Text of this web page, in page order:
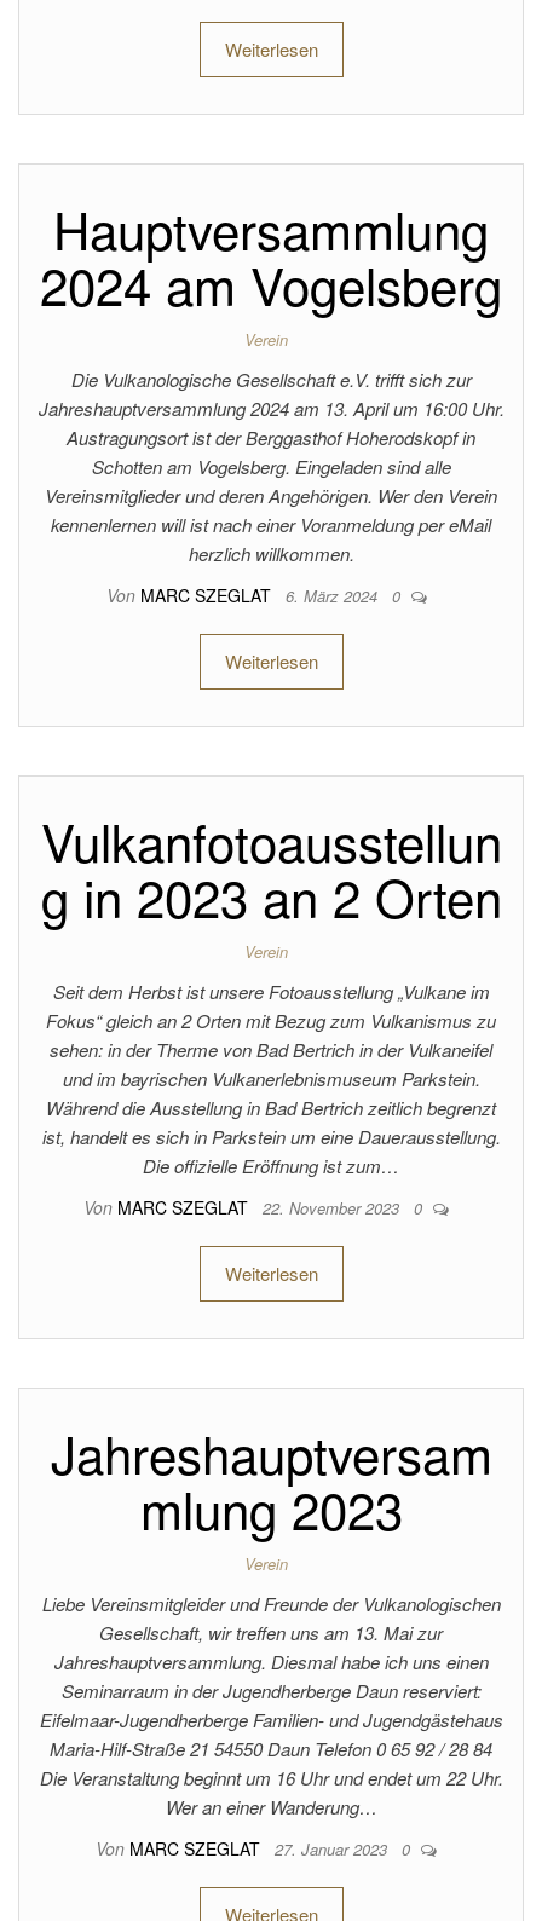
Weiterlesen
Hauptversammlung
2024 am Vogelsberg
Verein
Die Vulkanologische Gesellschaft e.V. trifft sich zur
Jahreshauptversammlung 2024 am 13. April um 16:00 Uhr.
Austragungsort ist der Berggasthof Hoherodskopf in
Schotten am Vogelsberg. Eingeladen sind alle
Vereinsmitglieder und deren Angehörigen. Wer den Verein
kennenlernen will ist nach einer Voranmeldung per eMail
herzlich willkommen.
Von MARC SZEGLAT 6. März 2024 0
Weiterlesen
Vulkanfotoausstellun
g in 2023 an 2 Orten
Verein
Seit dem Herbst ist unsere Fotoausstellung „Vulkane im
Fokus“ gleich an 2 Orten mit Bezug zum Vulkanismus zu
sehen: in der Therme von Bad Bertrich in der Vulkaneifel
und im bayrischen Vulkanerlebnismuseum Parkstein.
Während die Ausstellung in Bad Bertrich zeitlich begrenzt
ist, handelt es sich in Parkstein um eine Dauerausstellung.
Die offizielle Eröffnung ist zum…
Von MARC SZEGLAT 22. November 2023 0
Weiterlesen
Jahreshauptversam
mlung 2023
Verein
Liebe Vereinsmitgleider und Freunde der Vulkanologischen
Gesellschaft, wir treffen uns am 13. Mai zur
Jahreshauptversammlung. Diesmal habe ich uns einen
Seminarraum in der Jugendherberge Daun reserviert:
Eifelmaar-Jugendherberge Familien- und Jugendgästehaus
Maria-Hilf-Straße 21 54550 Daun Telefon 0 65 92 / 28 84
Die Veranstaltung beginnt um 16 Uhr und endet um 22 Uhr.
Wer an einer Wanderung…
Von MARC SZEGLAT 27. Januar 2023 0
Weiterlesen